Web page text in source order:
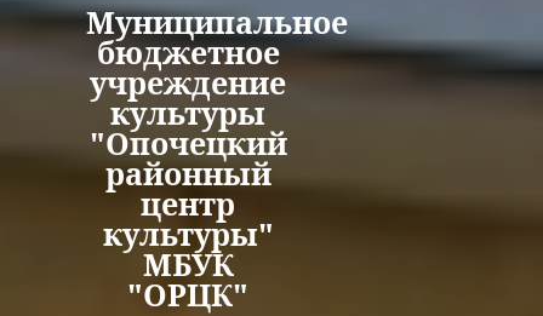
Муниципальное
бюджетное
учреждение
культуры
"Опочецкий
районный
центр
культуры"
МБУК
"ОРЦК"